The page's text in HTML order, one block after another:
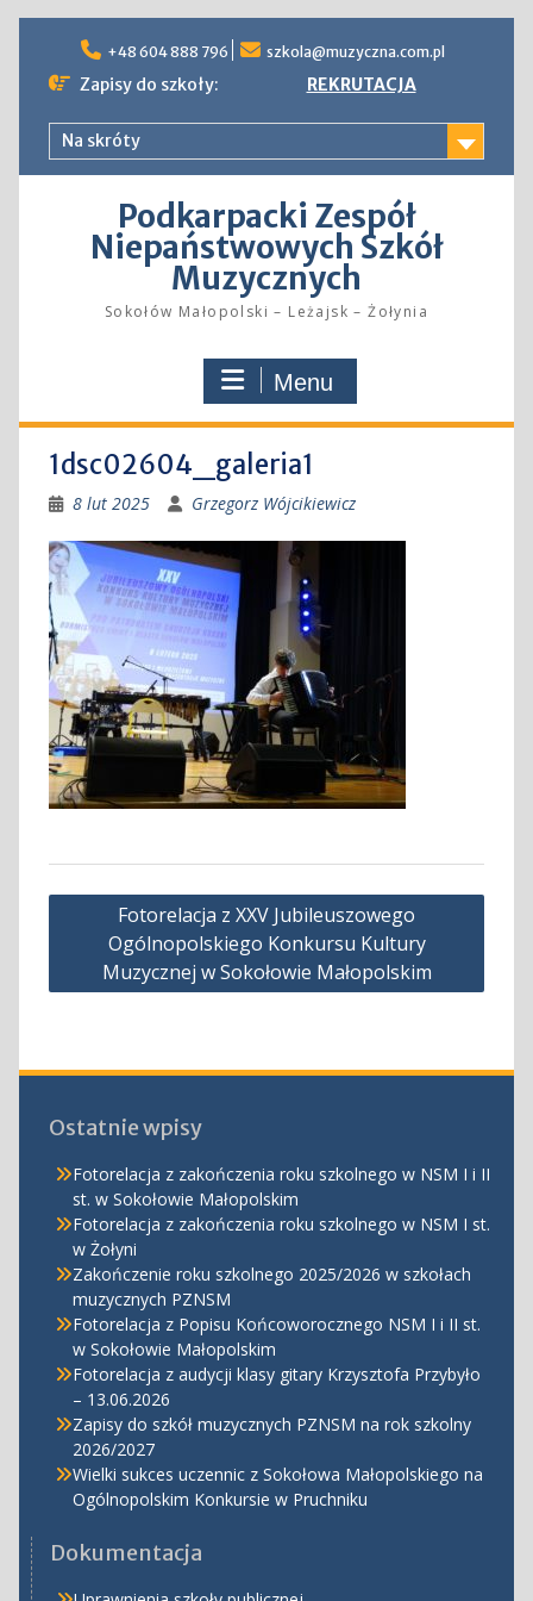
content
+48 604 888 796 szkola@muzyczna.com.pl
Zapisy do szkoły: REKRUTACJA
Na skróty
Podkarpacki Zespół
Niepaństwowych Szkół
Muzycznych
Sokołów Małopolski – Leżajsk – Żołynia
Menu
1dsc02604_galeria1
8 lut 2025 Grzegorz Wójcikiewicz
Nawigacja
wpisu
Fotorelacja z XXV Jubileuszowego
Ogólnopolskiego Konkursu Kultury
Muzycznej w Sokołowie Małopolskim
Ostatnie wpisy
Fotorelacja z zakończenia roku szkolnego w NSM I i II
st. w Sokołowie Małopolskim
Fotorelacja z zakończenia roku szkolnego w NSM I st.
w Żołyni
Zakończenie roku szkolnego 2025/2026 w szkołach
muzycznych PZNSM
Fotorelacja z Popisu Końcoworocznego NSM I i II st.
w Sokołowie Małopolskim
Fotorelacja z audycji klasy gitary Krzysztofa Przybyło
– 13.06.2026
Zapisy do szkół muzycznych PZNSM na rok szkolny
2026/2027
Wielki sukces uczennic z Sokołowa Małopolskiego na
Ogólnopolskim Konkursie w Pruchniku
Dokumentacja